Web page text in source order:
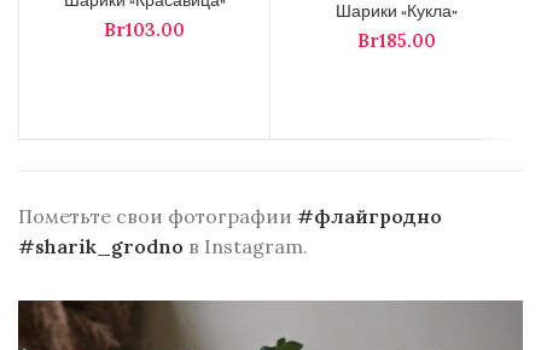
Br
Шарики «Кукла»
Br
Пометьте свои фотографии #флайгродно
#sharik_grodno в Instagram.